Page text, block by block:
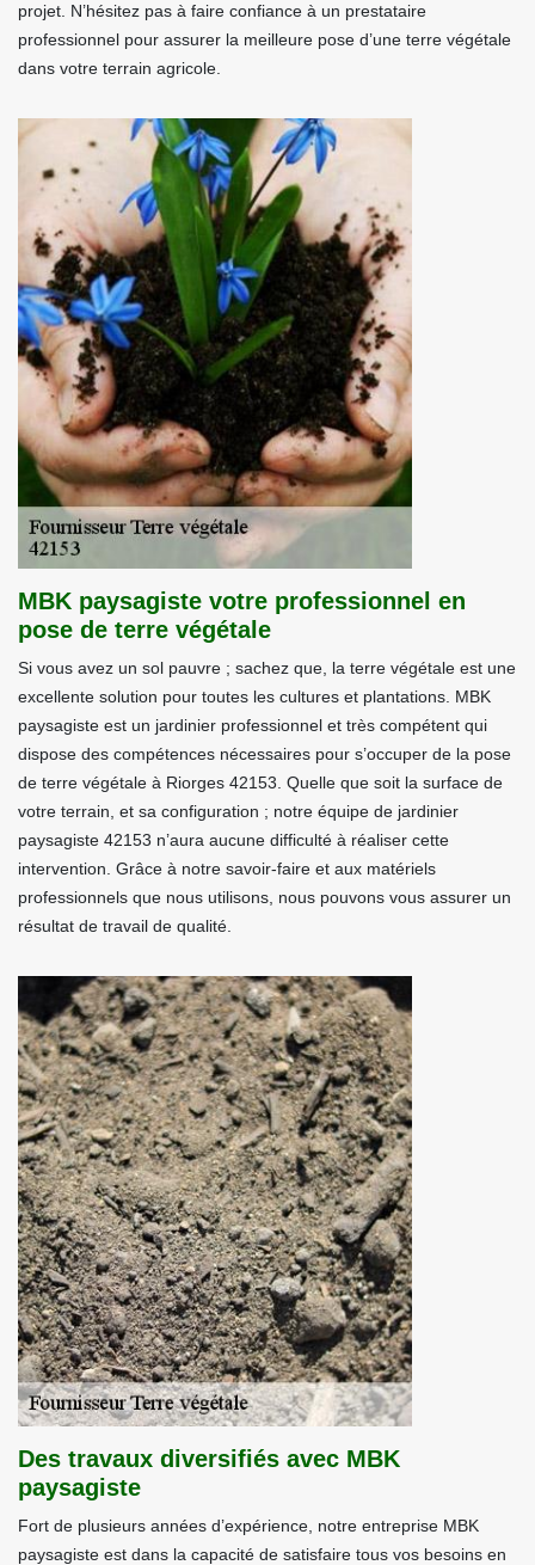
projet. N’hésitez pas à faire confiance à un prestataire
professionnel pour assurer la meilleure pose d’une terre végétale
dans votre terrain agricole.
MBK paysagiste votre professionnel en
pose de terre végétale
Si vous avez un sol pauvre ; sachez que, la terre végétale est une
excellente solution pour toutes les cultures et plantations. MBK
paysagiste est un jardinier professionnel et très compétent qui
dispose des compétences nécessaires pour s’occuper de la pose
de terre végétale à Riorges 42153. Quelle que soit la surface de
votre terrain, et sa configuration ; notre équipe de jardinier
paysagiste 42153 n’aura aucune difficulté à réaliser cette
intervention. Grâce à notre savoir-faire et aux matériels
professionnels que nous utilisons, nous pouvons vous assurer un
résultat de travail de qualité.
Des travaux diversifiés avec MBK
paysagiste
Fort de plusieurs années d’expérience, notre entreprise MBK
paysagiste est dans la capacité de satisfaire tous vos besoins en